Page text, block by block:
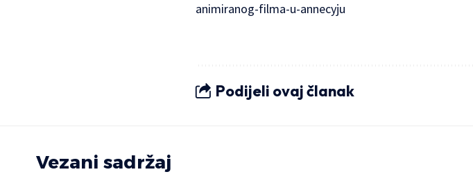
animiranog-filma-u-annecyju
Podijeli ovaj članak
Vezani sadržaj